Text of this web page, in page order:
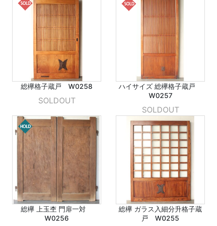
総欅格子蔵戸 W0258
SOLDOUT
ハイサイズ 総欅格子蔵戸
W0257
SOLDOUT
総欅 上玉杢 門扉一対
W0256
総欅 ガラス入細分升格子蔵
戸 W0255